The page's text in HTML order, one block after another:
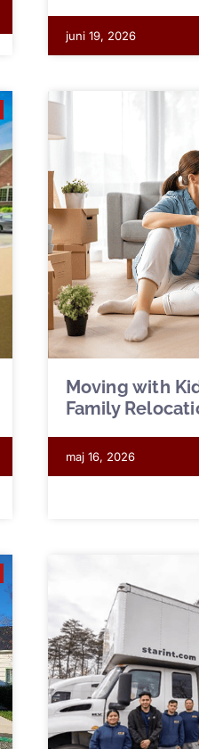
juni 19, 2026
Moving with
Family
maj 16, 2026